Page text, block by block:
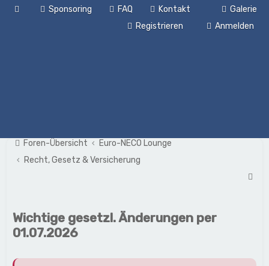
Galerie
Sponsoring FAQ
Kontakt
Anmelden
Registrieren
Foren-Übersicht
Euro-NECO Lounge
Recht, Gesetz & Versicherung
Wichtige gesetzl. Änderungen per
01.07.2026